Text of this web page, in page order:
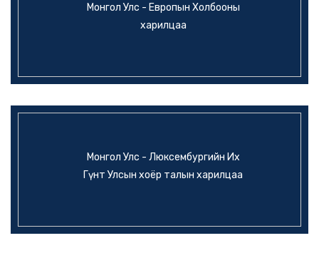
Монгол Улс - Европын Холбооны
харилцаа
Монгол Улс - Люксембургийн Их
Гүнт Улсын хоёр талын харилцаа